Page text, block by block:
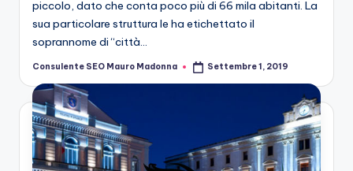
b
n
di
n
g
piccolo, dato che conta poco più di 66 mila abitanti. La
sua particolare struttura le ha etichettato il
soprannome di “città…
Posted
Consulente SEO Mauro Madonna Settembre 1, 2019